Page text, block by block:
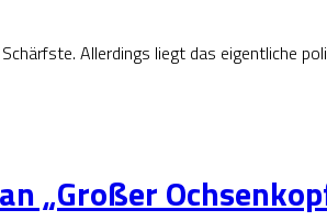
Allerdings liegt das eigentliche
„Großer